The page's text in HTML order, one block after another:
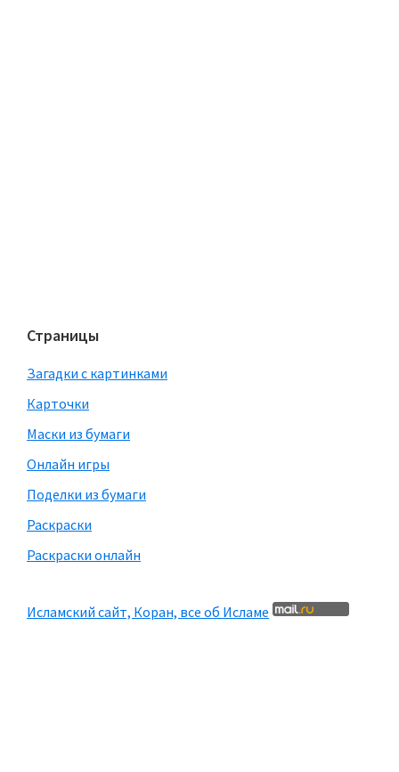
Страницы
Загадки с картинками
Карточки
Маски из бумаги
Онлайн игры
Поделки из бумаги
Раскраски
Раскраски онлайн
Исламский сайт, Коран, все об Исламе